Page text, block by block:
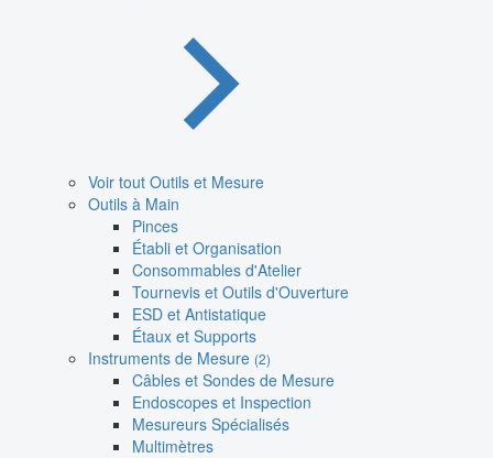
Voir tout Outils et Mesure
Outils à Main
Pinces
Établi et Organisation
Consommables d'Atelier
Tournevis et Outils d'Ouverture
ESD et Antistatique
Étaux et Supports
Instruments de Mesure (2)
Câbles et Sondes de Mesure
Endoscopes et Inspection
Mesureurs Spécialisés
Multimètres